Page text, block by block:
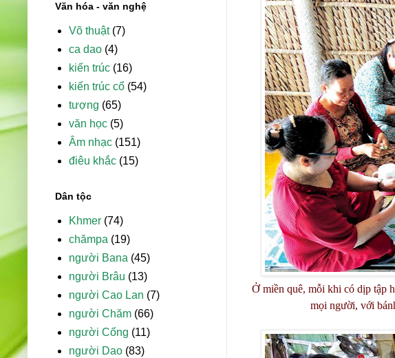
Ở miền quê, mỗi khi có dịp tập
mọi người, với
Văn hóa - văn nghệ
Võ thuật (7)
ca dao (4)
kiến trúc (16)
kiến trúc cổ (54)
tượng (65)
văn học (5)
Âm nhạc (151)
điêu khắc (15)
Dân tộc
Khmer (74)
chămpa (19)
người Bana (45)
người Brâu (13)
người Cao Lan (7)
người Chăm (66)
người Cống (11)
người Dao (83)